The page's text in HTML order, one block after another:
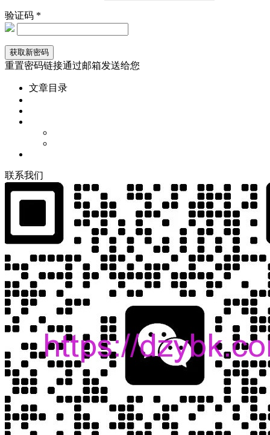
验证码 *
重置密码链接通过邮箱发送给您
文章目录
联系我们